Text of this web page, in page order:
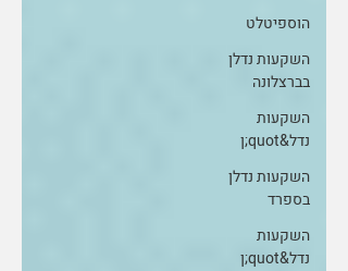
הוספיטלט
השקעות נדלן
בברצלונה
השקעות
נדל&quot;ן
השקעות נדלן
בספרד
השקעות
נדל&quot;ן